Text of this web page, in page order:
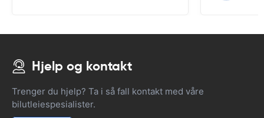
Hjelp og kontakt
Trenger du hjelp? Ta i så fall kontakt med våre
bilutleiespesialister.